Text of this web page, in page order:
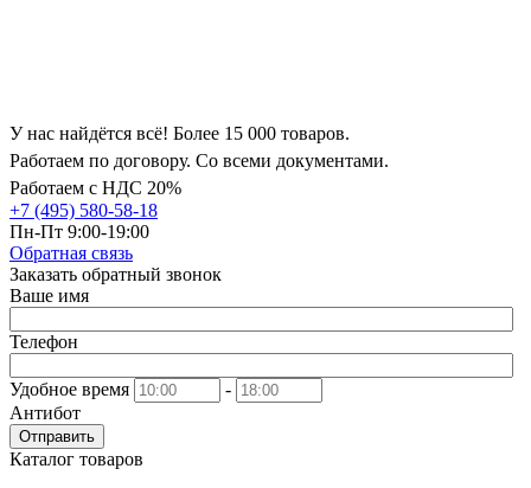
У нас найдётся всё! Более 15 000 товаров.
Работаем по договору. Со всеми документами.
Работаем с НДС 20%
+7 (495) 580-58-18
Пн-Пт 9:00-19:00
Обратная связь
Заказать обратный звонок
Ваше имя
Телефон
Удобное время
-
Антибот
Отправить
Каталог товаров